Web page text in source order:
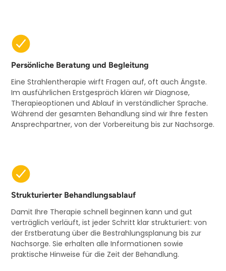
Persönliche Beratung und Begleitung
Eine Strahlentherapie wirft Fragen auf, oft auch Ängste.
Im ausführlichen Erstgespräch klären wir Diagnose,
Therapieoptionen und Ablauf in verständlicher Sprache.
Während der gesamten Behandlung sind wir Ihre festen
Ansprechpartner, von der Vorbereitung bis zur Nachsorge.
Strukturierter Behandlungsablauf
Damit Ihre Therapie schnell beginnen kann und gut
verträglich verläuft, ist jeder Schritt klar strukturiert: von
der Erstberatung über die Bestrahlungs­planung bis zur
Nachsorge. Sie erhalten alle Informationen sowie
praktische Hinweise für die Zeit der Behandlung.